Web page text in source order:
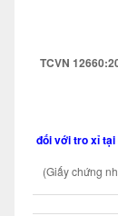
TCVN
đối với tro xỉ tại
(Giấy chứng